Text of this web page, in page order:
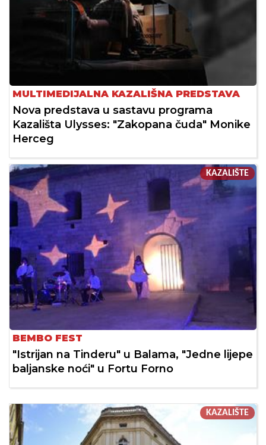
MULTIMEDIJALNA KAZALIŠNA PREDSTAVA
Nova predstava u sastavu programa
Kazališta Ulysses: "Zakopana čuda" Monike
Herceg
KAZALIŠTE
BEMBO FEST
"Istrijan na Tinderu" u Balama, "Jedne lijepe
baljanske noći" u Fortu Forno
KAZALIŠTE